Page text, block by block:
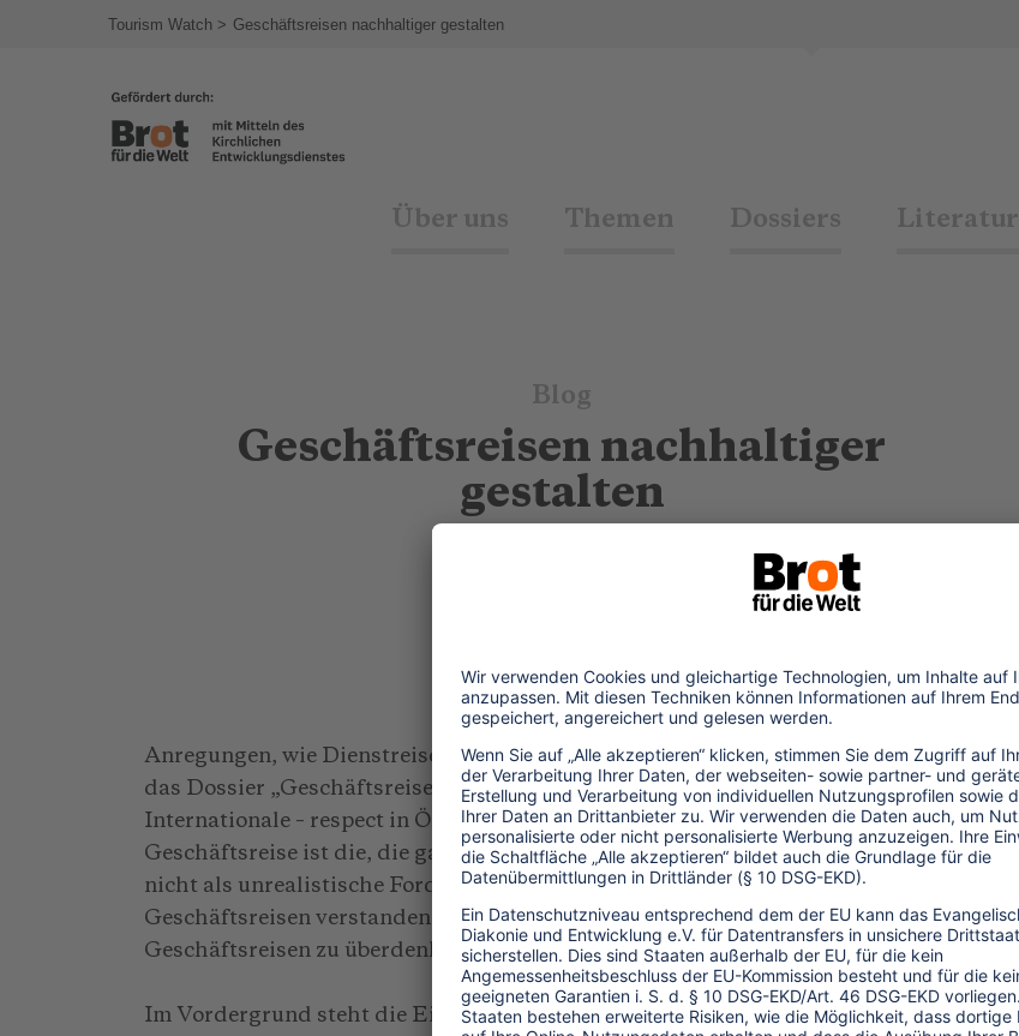
Tourism Watch Geschäftsreisen nachhaltiger gestalten
Über uns Themen Dossiers Literatur
Blog
Geschäftsreisen nachhaltiger
gestalten
Anregungen, wie Dienstreisen umweltverträglicher gestaltet werden können, gibt
das Dossier „Geschäftsreisen – nachhaltig erfolgreich“ der Naturfreunde
Internationale – respect in Österreich. Das Motto „Die umweltfreundlichste
Geschäftsreise ist die, die gar nicht angetreten wird“ wollen die Herausgeber
nicht als unrealistische Forderung nach einer gänzlichen Streichung von
Geschäftsreisen verstanden wissen, sondern als Anregung, das Management von
Geschäftsreisen zu überdenken.
Im Vordergrund steht die Einsparung von Kohlendioxidemissionen durch